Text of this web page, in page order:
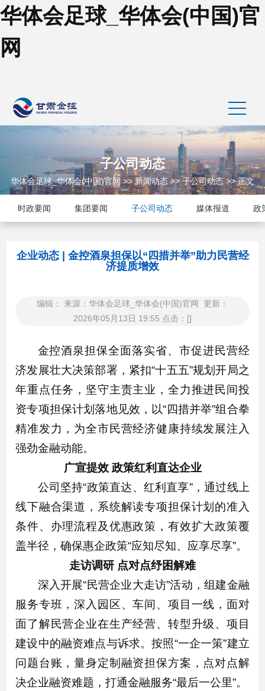
华体会足球_华体会(中国)官
网
子公司动态
华体会足球_华体会(中国)官网>>新闻动态>>子公司动态>> 正文
时政要闻 集团要闻 子公司动态 媒体报道 政
企业动态 | 金控酒泉担保以“四措并举”助力民营经
济提质增效
编辑： 来源：华体会足球_华体会(中国)官网 更新：
2026年05月13日 19:55 点击：[]
金控酒泉担保全面落实省、市促进民营经
济发展壮大决策部署，紧扣“十五五”规划开局之
年重点任务，坚守主责主业，全力推进民间投
资专项担保计划落地见效，以“四措并举”组合拳
精准发力，为全市民营经济健康持续发展注入
强劲金融动能。
广宣提效 政策红利直达企业
公司坚持“政策直达、红利直享”，通过线上
线下融合渠道，系统解读专项担保计划的准入
条件、办理流程及优惠政策，有效扩大政策覆
盖半径，确保惠企政策“应知尽知、应享尽享”。
走访调研 点对点纾困解难
深入开展“民营企业大走访”活动，组建金融
服务专班，深入园区、车间、项目一线，面对
面了解民营企业在生产经营、转型升级、项目
建设中的融资难点与诉求。按照“一企一策”建立
问题台账，量身定制融资担保方案，点对点解
决企业融资难题，打通金融服务“最后一公里”。